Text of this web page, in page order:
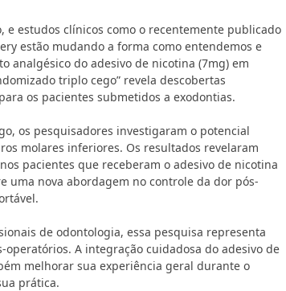
estudos clínicos como o recentemente publicado
estão mudando a forma como entendemos e
analgésico do adesivo de nicotina (7mg) em
triplo cego” revela descobertas
os pacientes submetidos a exodontias.
os pesquisadores investigaram o potencial
molares inferiores. Os resultados revelaram
pacientes que receberam o adesivo de nicotina
uma nova abordagem no controle da dor pós-
de odontologia, essa pesquisa representa
A integração cuidadosa do adesivo de
melhorar sua experiência geral durante o
prática.